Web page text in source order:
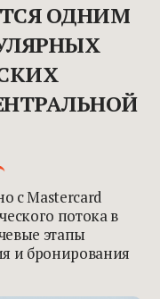
ОДНИМ
с Mastercard
потока в
этапы
и бронирования